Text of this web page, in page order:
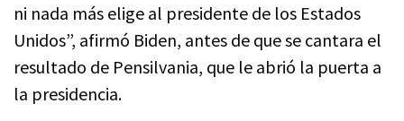
ni nada más elige al presidente de los Estados
Unidos”, afirmó Biden, antes de que se cantara el
resultado de Pensilvania, que le abrió la puerta a
la presidencia.